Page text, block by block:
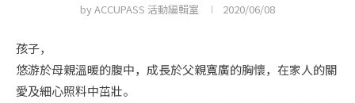
byACCUPASS 活動編輯室 2020/06/08
孩子，
悠游於母親溫暖的腹中，成長於父親寬廣的胸懷，在家人的關
愛及細心照料中茁壯。